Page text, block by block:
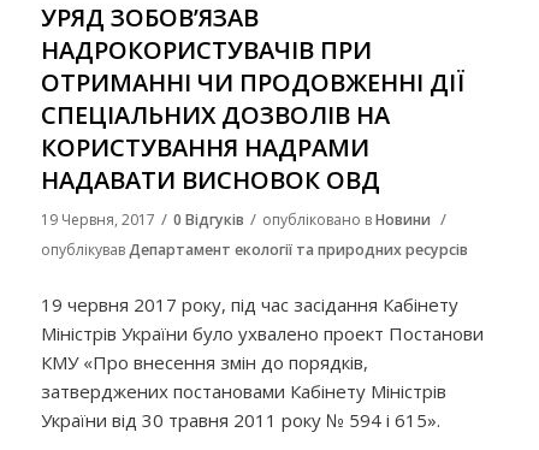
УРЯД ЗОБОВ’ЯЗАВ
НАДРОКОРИСТУВАЧІВ ПРИ
ОТРИМАННІ ЧИ ПРОДОВЖЕННІ ДІЇ
СПЕЦІАЛЬНИХ ДОЗВОЛІВ НА
КОРИСТУВАННЯ НАДРАМИ
НАДАВАТИ ВИСНОВОК ОВД
19 Червня, 2017 / 0 Відгуків / опубліковано вНовини /
опублікувавДепартамент екології та природних ресурсів
19 червня 2017 року, під час засідання Кабінету
Міністрів України було ухвалено проект Постанови
КМУ «Про внесення змін до порядків,
затверджених постановами Кабінету Міністрів
України від 30 травня 2011 року № 594 і 615».